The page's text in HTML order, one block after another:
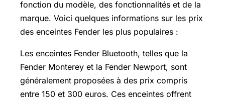
fonction du modèle, des fonctionnalités et de la
marque. Voici quelques informations sur les prix
des enceintes Fender les plus populaires :
Les enceintes Fender Bluetooth, telles que la
Fender Monterey et la Fender Newport, sont
généralement proposées à des prix compris
entre 150 et 300 euros. Ces enceintes offrent